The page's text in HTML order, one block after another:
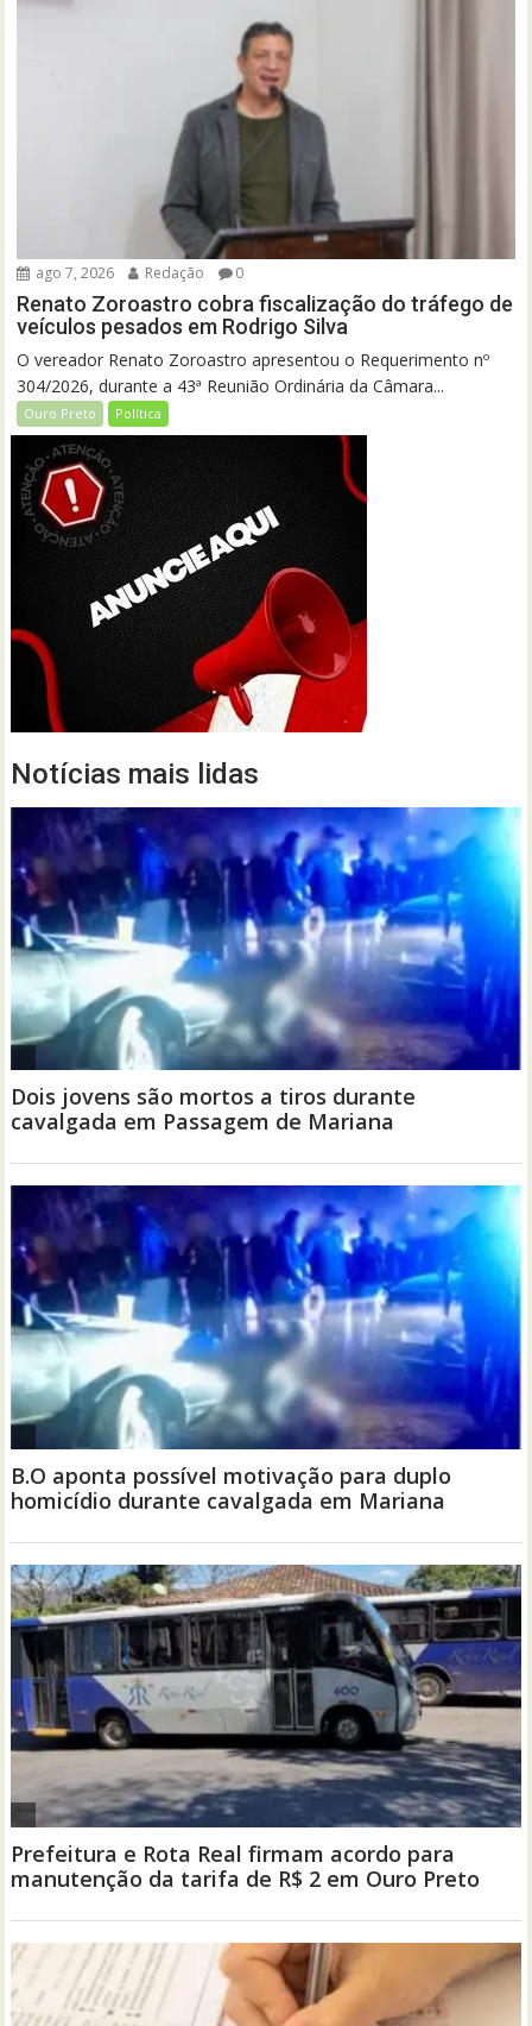
ago 7, 2026 Redação 0
Renato Zoroastro cobra fiscalização do tráfego de
veículos pesados em Rodrigo Silva
O vereador Renato Zoroastro apresentou o Requerimento nº
304/2026, durante a 43ª Reunião Ordinária da Câmara...
Ouro Preto Política
Notícias mais lidas